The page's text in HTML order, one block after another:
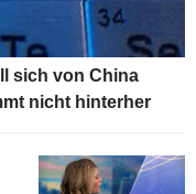
sich von China
nicht hinterher